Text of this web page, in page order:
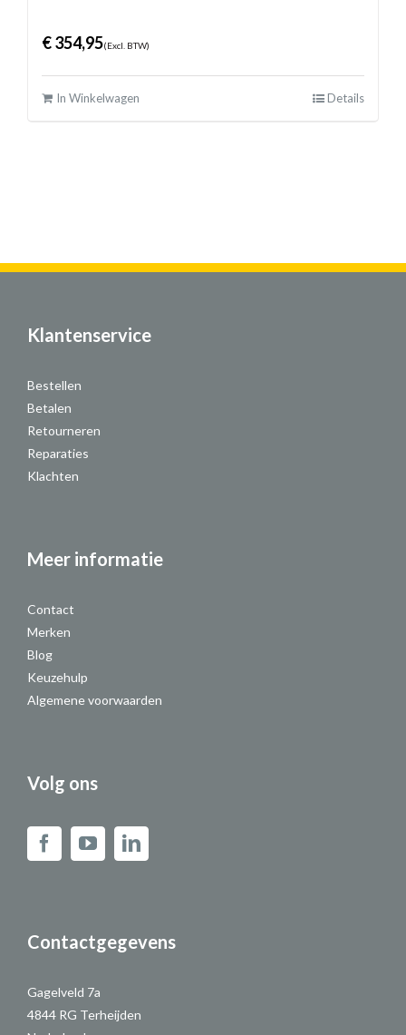
€354,95(Excl. BTW)
In Winkelwagen Details
Klantenservice
Bestellen
Betalen
Retourneren
Reparaties
Klachten
Meer informatie
Contact
Merken
Blog
Keuzehulp
Algemene voorwaarden
Volg ons
Contactgegevens
Gagelveld 7a
4844 RG Terheijden